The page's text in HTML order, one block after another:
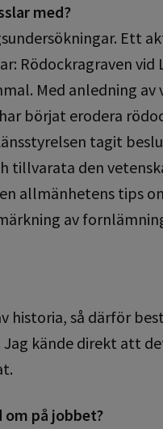
med?
Ett
Rödockragraven
Med anledning
börjat erodera
tagit
tillvarata den
allmänhetens tips
av
historia, så därför
kände direkt att
om på jobbet?